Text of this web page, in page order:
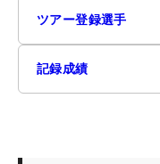
ツアー登録選手
記録成績